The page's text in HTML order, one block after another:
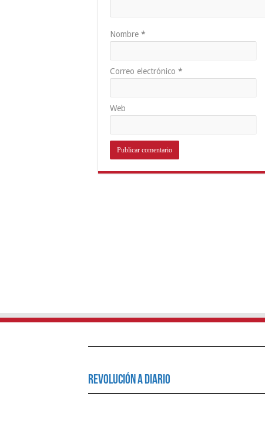
Nombre *
Correo electrónico *
Web
Revolución a Diario